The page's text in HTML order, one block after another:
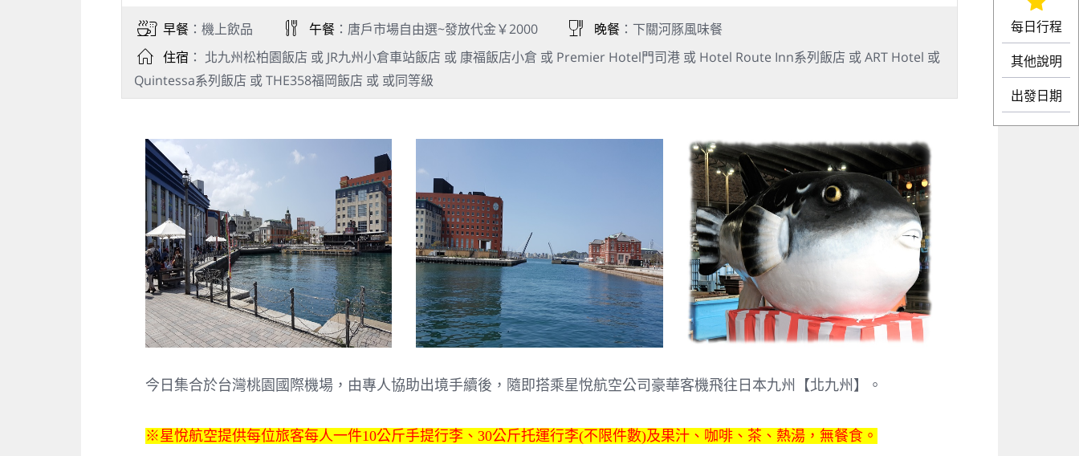
每日行程
其他說明
出發日期
早餐：機上飲品 午餐：唐戶市場自由選~發放代金￥2000 晚餐：下關河豚風味餐
住宿 ： 北九州松柏園飯店 或 JR九州小倉車站飯店 或 康福飯店小倉 或 Premier Hotel門司港 或 Hotel Route Inn系列飯店 或 ART Hotel 或
Quintessa系列飯店 或 THE358福岡飯店 或 或同等級
今日集合於台灣桃園國際機場，由專人協助出境手續後，隨即搭乘星悅航空公司豪華客機飛往日本九州【北九州】。
※星悅航空提供每位旅客每人一件10公斤手提行李、30公斤托運行李(不限件數)及果汁、咖啡、茶、熱湯，無餐食。